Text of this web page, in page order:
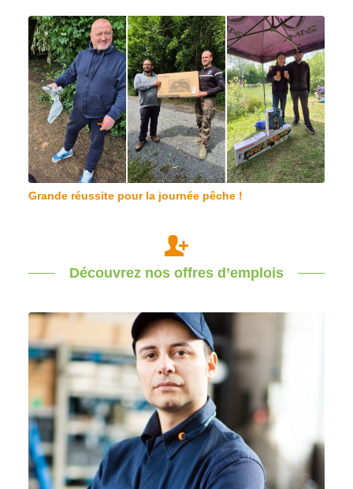
Grande réussite pour la journée pêche !
Découvrez nos offres d’emplois